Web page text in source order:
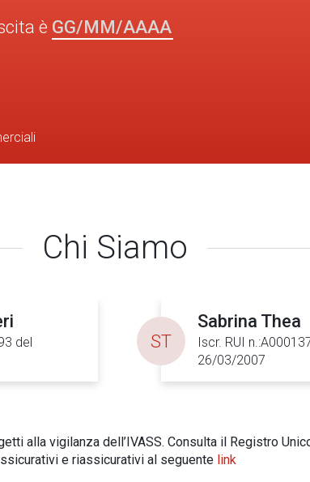
è
Chi Siamo
del
Sabrina Thea
Iscr. RUI
26/03/2007
ST
alla vigilanza dell’IVASS. Consulta il Registro
e riassicurativi al seguente link